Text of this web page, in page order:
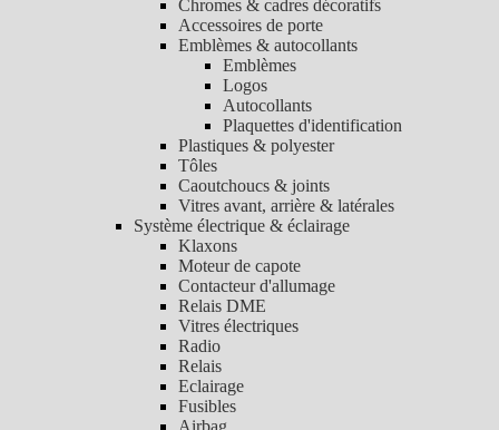
Chromes & cadres décoratifs
Accessoires de porte
Emblèmes & autocollants
Emblèmes
Logos
Autocollants
Plaquettes d'identification
Plastiques & polyester
Tôles
Caoutchoucs & joints
Vitres avant, arrière & latérales
Système électrique & éclairage
Klaxons
Moteur de capote
Contacteur d'allumage
Relais DME
Vitres électriques
Radio
Relais
Eclairage
Fusibles
Airbag